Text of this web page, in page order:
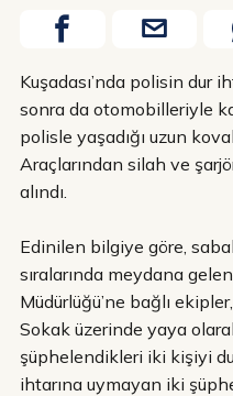
Kuşadası’nda polisin dur
sonra da otomobilleriyle
polisle yaşadığı uzun
Araçlarından silah ve
alındı.
Edinilen bilgiye göre,
sıralarında meydana
Müdürlüğü’ne bağlı
Sokak üzerinde yaya
şüphelendikleri iki kişiyi
ihtarına uymayan iki